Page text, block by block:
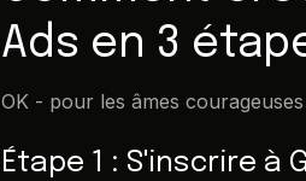
Ads en 3
OK - pour les âmes
Étape 1 : S'inscrire à